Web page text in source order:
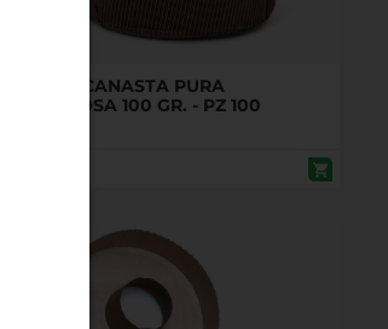
FORME CANASTA PURA
CELLULOSA 100 GR. - PZ 100